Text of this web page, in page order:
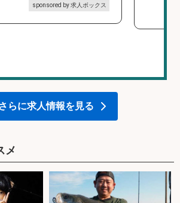
sponsored by 求人ボックス
さらに求人情報を見る
メ